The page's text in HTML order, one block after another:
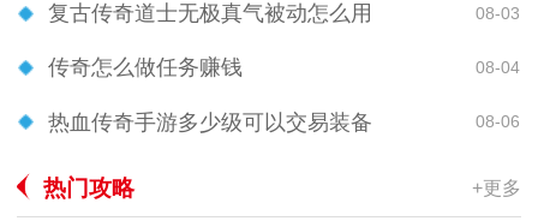
复古传奇道士无极真气被动怎么用 08-03
传奇怎么做任务赚钱 08-04
热血传奇手游多少级可以交易装备 08-06
热门攻略 +更多